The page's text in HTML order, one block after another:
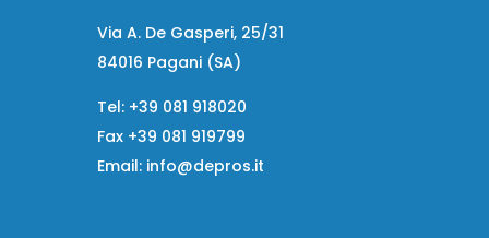
Via A. De Gasperi, 25/31
84016 Pagani (SA)
Tel: +39 081 918020
Fax +39 081 919799
Email: info@depros.it